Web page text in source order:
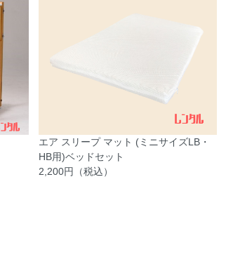
エア スリープ マット (ミニサイズLB・
HB用)ベッドセット
2,200円（税込）